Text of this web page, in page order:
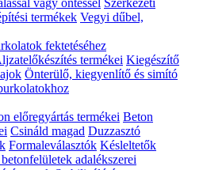
vagy öntéssel Szerkezeti
termékek Vegyi dűbel,
fektetéséhez
termékei Kiegészítő
Önterülő, kiegyenlítő és simító
előregyártás termékei Beton
Csináld magad Duzzasztó
Formaleválasztók Késleltetők
adalékszerei